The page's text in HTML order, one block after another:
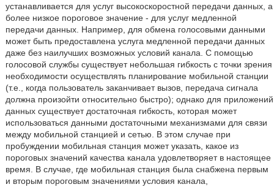
устанавливается для услуг высокоскоростной передачи данных, а
более низкое пороговое значение - для услуг медленной
передачи данных. Например, для обмена голосовыми данными
может быть предоставлена услуга медленной передачи данных
даже без наилучших возможных условий канала. С помощью
голосовой службы существует небольшая гибкость с точки зрения
необходимости осуществлять планирование мобильной станции
(т.е., когда пользователь заканчивает вызов, передача сигнала
должна произойти относительно быстро); однако для приложений
данных существует достаточная гибкость, которая может
использоваться данными достаточными механизмами для связи
между мобильной станцией и сетью. В этом случае при
пробуждении мобильная станция может указать, какое из
пороговых значений качества канала удовлетворяет в настоящее
время. В случае, где мобильная станция была снабжена первым
и вторым пороговым значениями условия канала,